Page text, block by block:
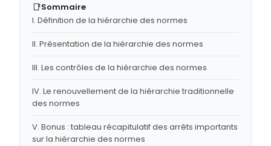
📑Sommaire
I. Définition de la hiérarchie des normes
II. Présentation de la hiérarchie des normes
III. Les contrôles de la hiérarchie des normes
IV. Le renouvellement de la hiérarchie traditionnelle
des normes
V. Bonus : tableau récapitulatif des arrêts importants
sur la hiérarchie des normes